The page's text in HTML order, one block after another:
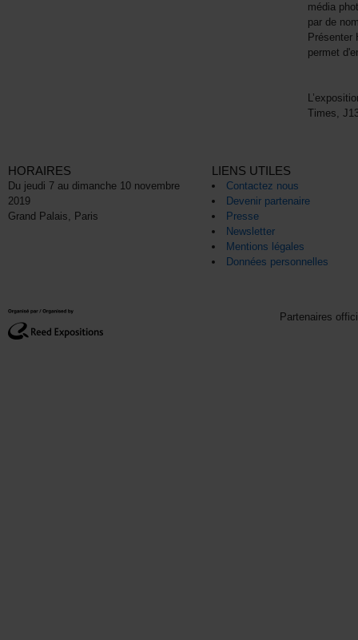
média
par de
Présenter
permet
Times,
HORAIRES
Du jeudi 7 au dimanche 10 novembre
2019
Grand Palais, Paris
LIENS UTILES
Contactez nous
Devenir partenaire
Presse
Newsletter
Mentions légales
Données personnelles
Partenaires